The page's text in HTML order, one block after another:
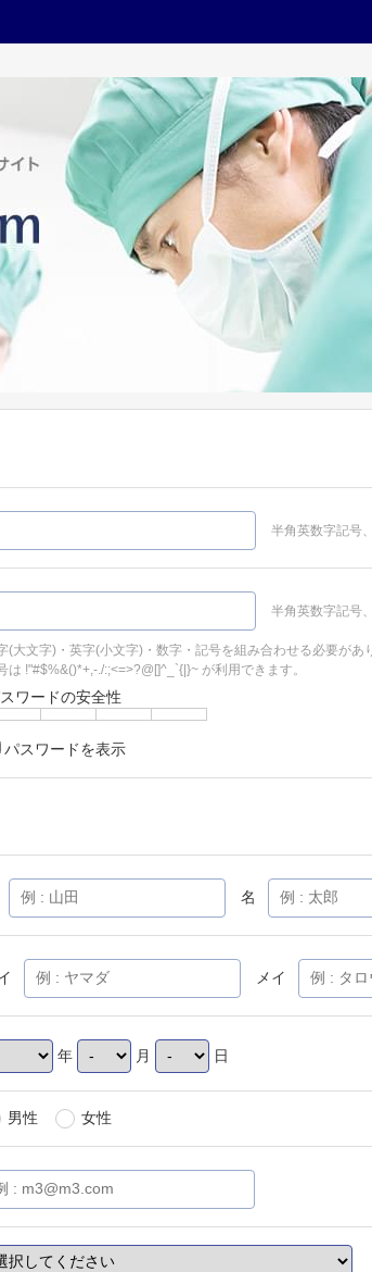
半角英数字記号
半角英数字記号
(大文字)・英字(小文字)・数字・記号を組み合わせる必要があ
は !"#$%&()*+,-./:;<=>?@[]^_`{|}~ が利用できます。
ワードの安全性
パスワードを表示
名
メイ
年 月 日
男性 女性